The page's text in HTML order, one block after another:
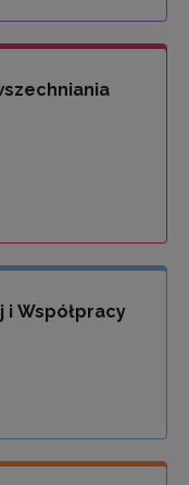
i Współpracy